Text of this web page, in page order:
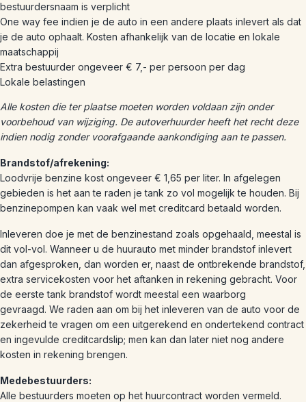
bestuurdersnaam is verplicht
One way fee indien je de auto in een andere plaats inlevert als dat
je de auto ophaalt. Kosten afhankelijk van de locatie en lokale
maatschappij
Extra bestuurder ongeveer € 7,- per persoon per dag
Lokale belastingen
Alle kosten die ter plaatse moeten worden voldaan zijn onder
voorbehoud van wijziging. De autoverhuurder heeft het recht deze
indien nodig zonder voorafgaande aankondiging aan te passen.
Brandstof/afrekening:
Loodvrije benzine kost ongeveer € 1,65 per liter. In afgelegen
gebieden is het aan te raden je tank zo vol mogelijk te houden. Bij
benzinepompen kan vaak wel met creditcard betaald worden.
Inleveren doe je met de benzinestand zoals opgehaald, meestal is
dit vol-vol. Wanneer u de huurauto met minder brandstof inlevert
dan afgesproken, dan worden er, naast de ontbrekende brandstof,
extra servicekosten voor het aftanken in rekening gebracht. Voor
de eerste tank brandstof wordt meestal een waarborg
gevraagd. We raden aan om bij het inleveren van de auto voor de
zekerheid te vragen om een uitgerekend en ondertekend contract
en ingevulde creditcardslip; men kan dan later niet nog andere
kosten in rekening brengen.
Medebestuurders:
Alle bestuurders moeten op het huurcontract worden vermeld.